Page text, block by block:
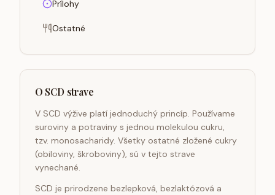
Prílohy
Ostatné
O SCD strave
V SCD výžive platí jednoduchý princíp. Používame
suroviny a potraviny s jednou molekulou cukru,
tzv. monosacharidy. Všetky ostatné zložené cukry
(obiloviny, škroboviny), sú v tejto strave
vynechané.
SCD je prirodzene bezlepková, bezlaktózová a